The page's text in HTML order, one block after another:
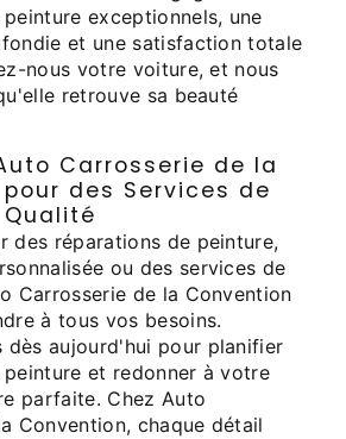
exceptionnels, une
et une satisfaction totale
nous votre voiture, et nous
retrouve sa beauté
Carrosserie de la
des Services de
des réparations de peinture,
ou des services de
Carrosserie de la Convention
à tous vos besoins.
dès aujourd'hui pour planifier
et redonner à votre
parfaite. Chez Auto
Convention, chaque détail